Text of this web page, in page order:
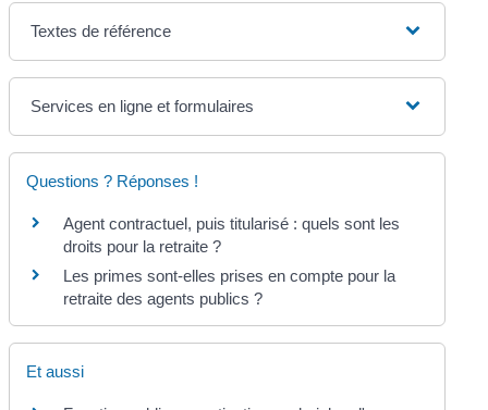
Textes de référence
Services en ligne et formulaires
Questions ? Réponses !
Agent contractuel, puis titularisé : quels sont les
droits pour la retraite ?
Les primes sont-elles prises en compte pour la
retraite des agents publics ?
Et aussi